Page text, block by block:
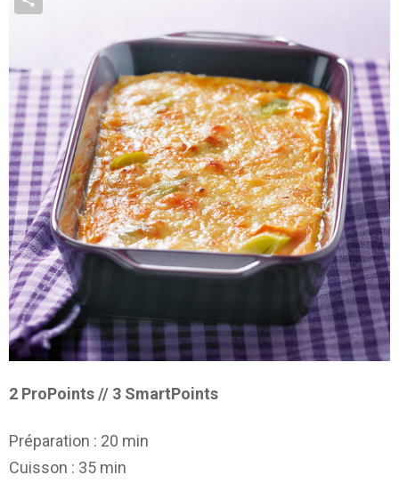
2 ProPoints // 3 SmartPoints
Préparation : 20 min
Cuisson : 35 min